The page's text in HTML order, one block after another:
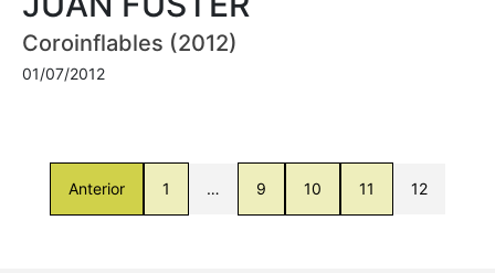
Coroinflables (2012)
01/07/2012
Anterior 1 … 9 10 11 12